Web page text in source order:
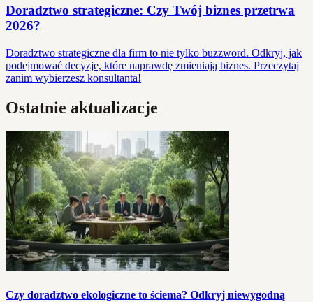
Doradztwo strategiczne: Czy Twój biznes przetrwa
2026?
Doradztwo strategiczne dla firm to nie tylko buzzword. Odkryj, jak
podejmować decyzje, które naprawdę zmieniają biznes. Przeczytaj
zanim wybierzesz konsultanta!
Ostatnie aktualizacje
Czy doradztwo ekologiczne to ściema? Odkryj niewygodną